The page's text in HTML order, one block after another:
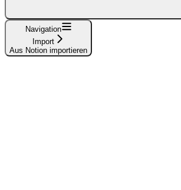
Navigation
Import
Aus Notion importieren